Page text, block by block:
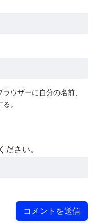
ウザーに自分の名前、
。
ださい。